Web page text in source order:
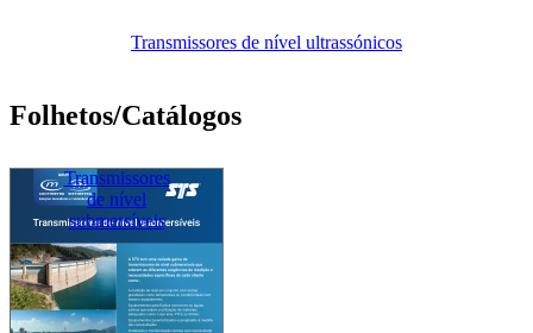
Transmissores de nível ultrassónicos
Folhetos/Catálogos
Transmissores
de nível
submersíveis